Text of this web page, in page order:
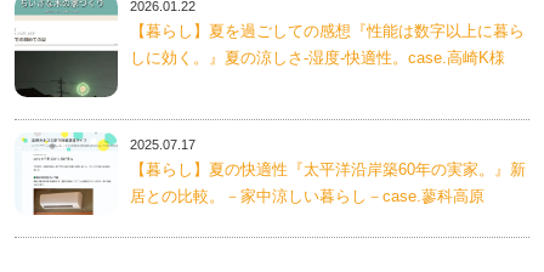
2026.01.22
【暮らし】夏を過ごしての感想『性能は数字以上に暮ら
しに効く。』夏の涼しさ-湿度-快適性。case.高崎K様
2025.07.17
【暮らし】夏の快適性『太平洋沿岸築60年の実家。』新
居との比較。－家中涼しい暮らし－case.蓼科高原